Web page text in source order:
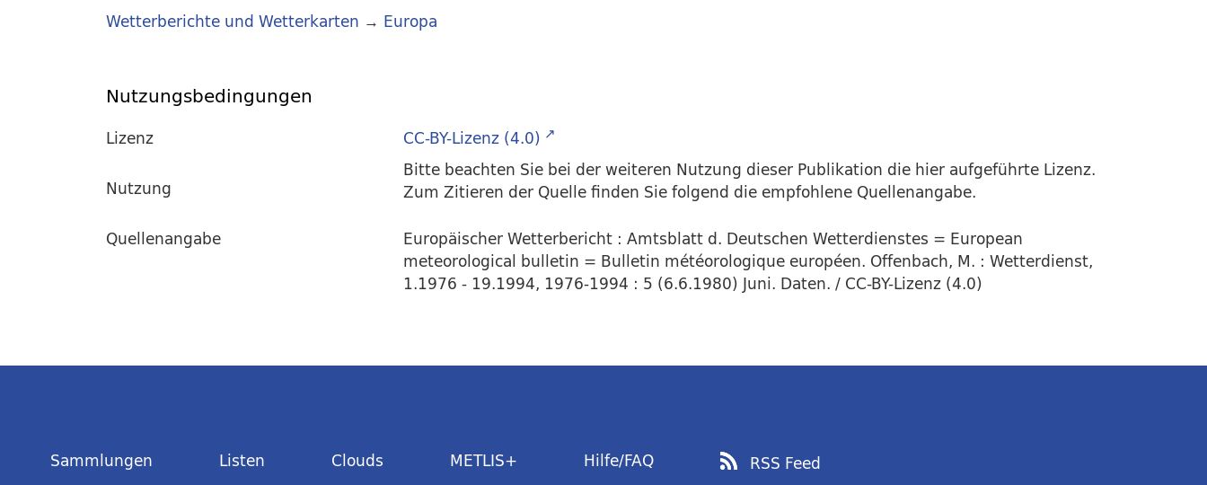
Wetterberichte und Wetterkarten → Europa
Nutzungsbedingungen
Lizenz
CC-BY-Lizenz (4.0)
Nutzung
Bitte beachten Sie bei der weiteren Nutzung dieser Publikation die hier aufgeführte Lizenz.
Zum Zitieren der Quelle finden Sie folgend die empfohlene Quellenangabe.
Quellenangabe
Europäischer Wetterbericht : Amtsblatt d. Deutschen Wetterdienstes = European
meteorological bulletin = Bulletin météorologique européen. Offenbach, M. : Wetterdienst,
1.1976 - 19.1994, 1976-1994 : 5 (6.6.1980) Juni. Daten. / CC-BY-Lizenz (4.0)
Sammlungen Listen Clouds METLIS+ Hilfe/FAQ RSS Feed